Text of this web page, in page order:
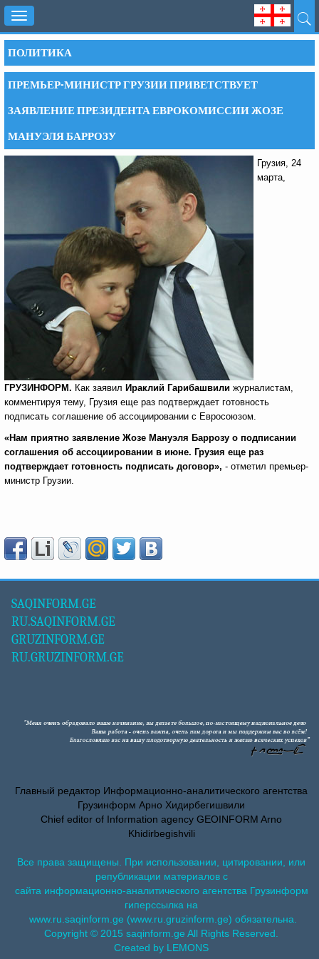
Toggle
navigation
ПОЛИТИКА
ПРЕМЬЕР-МИНИСТР ГРУЗИИ ПРИВЕТСТВУЕТ
ЗАЯВЛЕНИЕ ПРЕЗИДЕНТА ЕВРОКОМИССИИ ЖОЗЕ
МАНУЭЛЯ БАРРОЗУ
Грузия, 24
марта,
ГРУЗИНФОРМ. Как заявил Ираклий Гарибашвили журналистам,
комментируя тему, Грузия еще раз подтверждает готовность
подписать соглашение об ассоциировании с Евросоюзом.
«Нам приятно заявление Жозе Мануэля Баррозу о подписании
соглашения об ассоциировании в июне. Грузия еще раз
подтверждает готовность подписать договор», - отметил премьер-
министр Грузии.
SAQINFORM.GE
RU.SAQINFORM.GE
GRUZINFORM.GE
RU.GRUZINFORM.GE
Главный редактор Информационно-аналитического агентства
Грузинформ Арно Хидирбегишвили
Chief editor of Information agency GEOINFORM Arno
Khidirbegishvili
Все права защищены. При использовании, цитировании, или
републикации материалов с
сайта информационно-аналитического агентства Грузинформ
гиперссылка на
www.ru.saqinform.ge (www.ru.gruzinform.ge) обязательна.
Copyright © 2015 saqinform.ge All Rights Reserved.
Created by LEMONS